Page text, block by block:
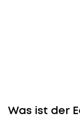
Was ist der